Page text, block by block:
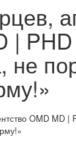
|
не